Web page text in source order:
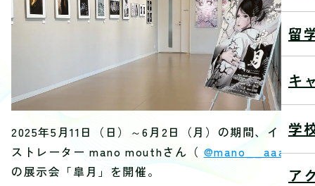
留
キ
学
ア
2025年5月11日（日）～6月2日（月）の期間、イラ
ストレーター mano mouthさん（ @mano__aaa）
の展示会「皐月」を開催。